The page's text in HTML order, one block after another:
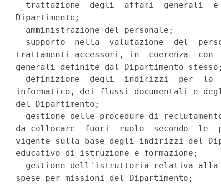
trattazione  degli  affari  generali
Dipartimento;
  amministrazione del personale;
supporto  nella  valutazione  del
trattamenti accessori, in  coerenza
generali definite dal Dipartimento
definizione  degli  indirizzi  per  la
informatico, dei flussi documentali e
del Dipartimento;
gestione delle procedure di
da collocare  fuori  ruolo  secondo  le
vigente sulla base degli indirizzi del
educativo di istruzione e formazione;
gestione dell'istruttoria relativa
spese per missioni del Dipartimento;